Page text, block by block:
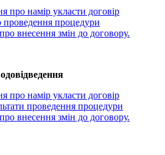
про намір укласти договір
проведення процедури
внесення змін до договору.
про намір укласти договір
проведення процедури
внесення змін до договору.